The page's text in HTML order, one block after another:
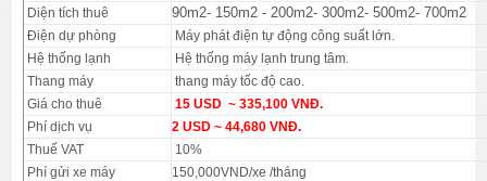
Diện tích thuê
90m2- 150m2 - 200m2- 300m2- 500m2- 700m2
Điện dự phòng
Máy phát điện tự động công suất lớn.
Hệ thống lạnh
Hệ thống máy lạnh trung tâm.
Thang máy
thang máy tốc độ cao.
Giá cho thuê
15 USD ~ 335,100 VNĐ.
Phí dịch vụ
2 USD ~ 44,680 VNĐ.
Thuế VAT
10%
Phí gửi xe máy
150,000VND/xe /tháng